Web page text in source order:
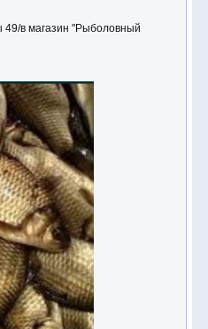
в магазин "Рыболовный